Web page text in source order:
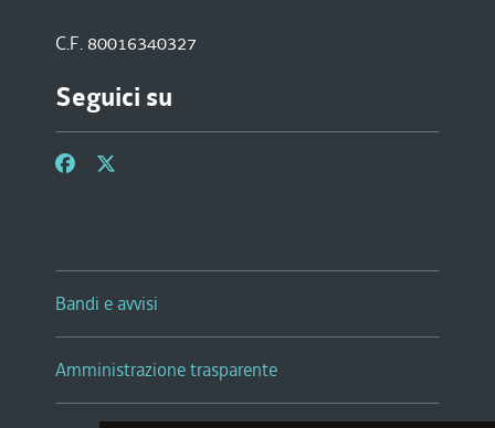
C.F. 80016340327
Seguici su
Bandi e avvisi
Amministrazione trasparente